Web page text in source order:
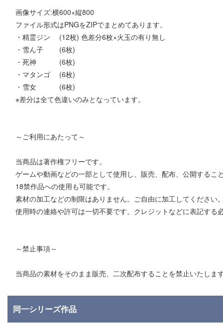
画像サイズ:横600×縦800
ファイル形式はPNGをZIPでまとめてあります。
・精霊ジン (12枚) 色差分6枚×火玉の有り無し
・雪ん子 (6枚)
・死神 (6枚)
・マタンゴ (6枚)
・雪女 (6枚)
※差分は全て色違いのみとなっています。
～ご利用にあたって～
当商品は著作権フリーです。
ゲームや動画などの一部として使用し、販売、配布、公開するこ
18禁作品への使用も可能です。
素材の加工などの制限はありません。ご自由に加工してください
使用時の連絡や許可は一切不要です。クレジットなどに表記する
～禁止事項～
当商品の素材をそのまま販売、二次配布することを禁止いたしま
同一シリーズ作品